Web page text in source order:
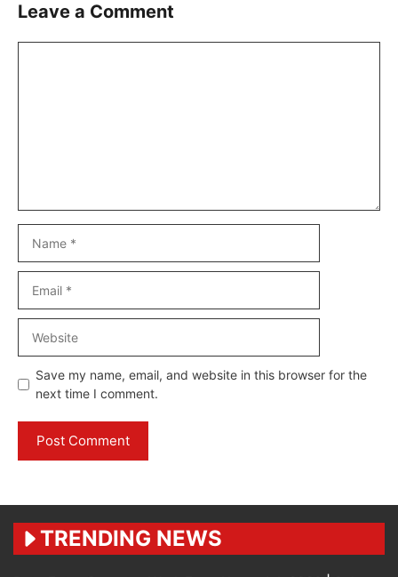
Leave a Comment
Save my name, email, and website in this browser for the
next time I comment.
TRENDING NEWS